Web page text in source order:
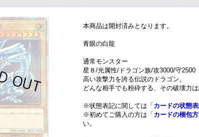
本商品は開封済みとなります。
青眼の白龍
通常モンスター
星８/光属性/ドラゴン族/攻3000/守2500
高い攻撃力を誇る伝説のドラゴン。
どんな相手でも粉砕する、その破壊力は
※状態表記に関しては「 カードの状態
※初めてご購入の方は「 カードの梱包
い。